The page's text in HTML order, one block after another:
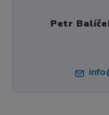
Petr